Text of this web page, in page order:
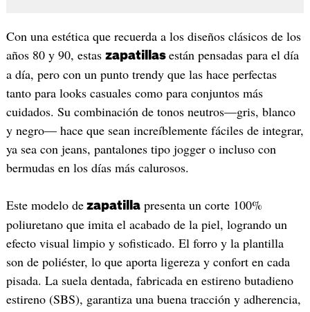
Con una estética que recuerda a los diseños clásicos de los
años 80 y 90, estas zapatillas están pensadas para el día
a día, pero con un punto trendy que las hace perfectas
tanto para looks casuales como para conjuntos más
cuidados. Su combinación de tonos neutros—gris, blanco
y negro— hace que sean increíblemente fáciles de integrar,
ya sea con jeans, pantalones tipo jogger o incluso con
bermudas en los días más calurosos.
Este modelo dezapatillapresenta un corte 100%
poliuretano que imita el acabado de la piel, logrando un
efecto visual limpio y sofisticado. El forro y la plantilla
son de poliéster, lo que aporta ligereza y confort en cada
pisada. La suela dentada, fabricada en estireno butadieno
estireno (SBS), garantiza una buena tracción y adherencia,